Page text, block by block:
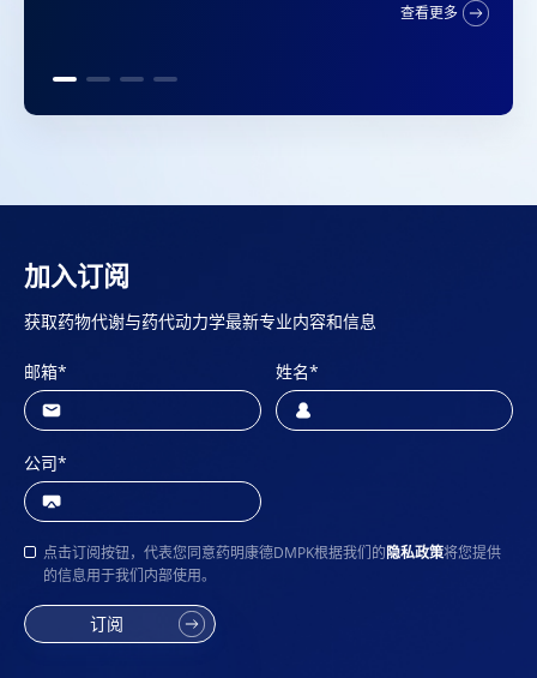
查看更多
加入订阅
获取药物代谢与药代动力学最新专业内容和信息
邮箱* 姓名*
公司*
点击订阅按钮，代表您同意药明康德DMPK根据我们的隐私政策将您提供
的信息用于我们内部使用。
订阅